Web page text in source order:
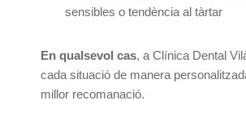
sensibles o tendència al tàrtar
En qualsevol cas, a Clínica Dental
cada situació de manera
millor recomanació.